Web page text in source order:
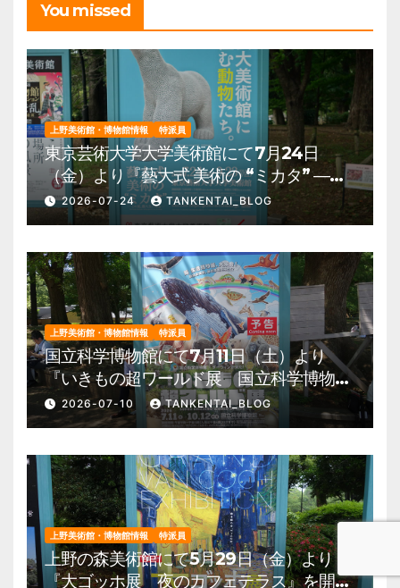
You missed
上野美術館・博物館情報 特派員
東京芸術大学大学美術館にて7月24日
（金）より『藝大式 美術の “ミカタ” ―こ
の夏、藝大生になる―』を開催。 上野公
園 美術館・博物館 混雑情報他
2026-07-24 TANKENTAI_BLOG
上野美術館・博物館情報 特派員
国立科学博物館にて7月11日（土）より
『いきもの超ワールド展 国立科学博物館
×ダーウィンが来た！』を開催。 上野公
園 美術館・博物館 混雑情報他
2026-07-10 TANKENTAI_BLOG
上野美術館・博物館情報 特派員
上野の森美術館にて5月29日（金）より
『大ゴッホ展 夜のカフェテラス』を開